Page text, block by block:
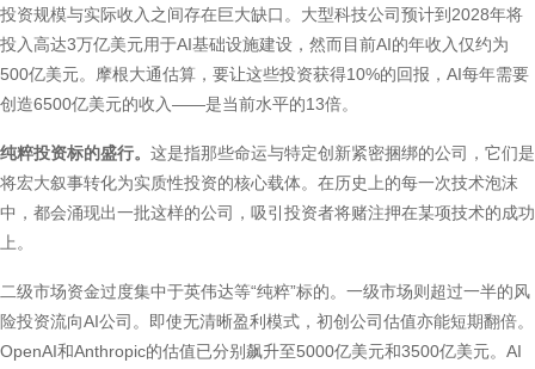
投资规模与实际收入之间存在巨大缺口。大型科技公司预计到2028年将
投入高达3万亿美元用于AI基础设施建设，然而目前AI的年收入仅约为
500亿美元。摩根大通估算，要让这些投资获得10%的回报，AI每年需要
创造6500亿美元的收入——是当前水平的13倍。
纯粹投资标的盛行。 这是指那些命运与特定创新紧密捆绑的公司，它们是
将宏大叙事转化为实质性投资的核心载体。在历史上的每一次技术泡沫
中，都会涌现出一批这样的公司，吸引投资者将赌注押在某项技术的成功
上。
二级市场资金过度集中于英伟达等“纯粹”标的。一级市场则超过一半的风
险投资流向AI公司。即使无清晰盈利模式，初创公司估值亦能短期翻倍。
OpenAI和Anthropic的估值已分别飙升至5000亿美元和3500亿美元。AI